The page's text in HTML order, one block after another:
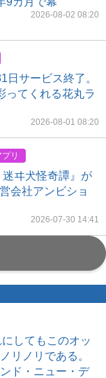
2026-08-02 08:20
日サービス終了。
ってくれる花丸ラ
2026-08-01 08:20
リ
迷ヰ犬怪奇譚』が
会社アンビショ
2026-07-30 14:41
してもこのオッ
リノリである。
ド・ニュー・デ